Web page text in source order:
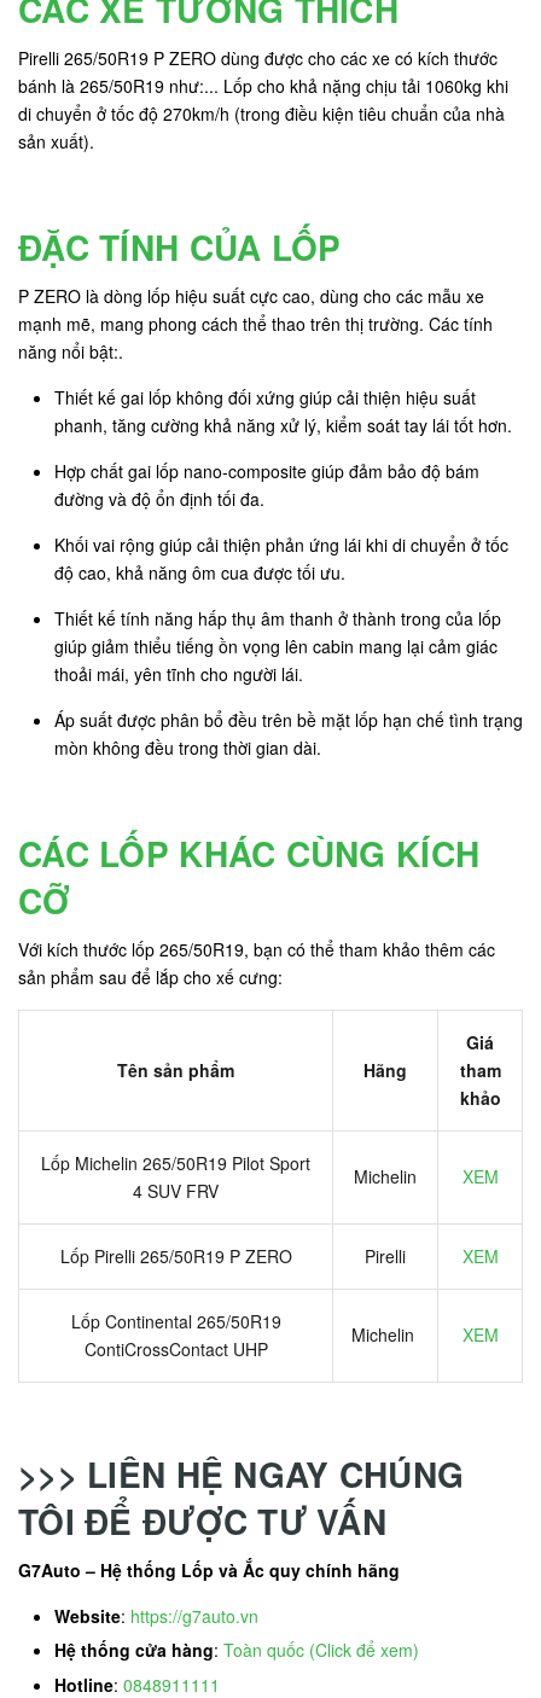
Pirelli 265/50R19 P ZERO dùng được cho các xe có kích thước
bánh là 265/50R19 như:... Lốp cho khả nặng chịu tải 1060kg khi
di chuyển ở tốc độ 270km/h (trong điều kiện tiêu chuẩn của nhà
sản xuất).
ĐẶC TÍNH CỦA LỐP
P ZERO là dòng lốp hiệu suất cực cao, dùng cho các mẫu xe
mạnh mẽ, mang phong cách thể thao trên thị trường. Các tính
năng nổi bật:.
Thiết kế gai lốp không đối xứng giúp cải thiện hiệu suất
phanh, tăng cường khả năng xử lý, kiểm soát tay lái tốt hơn.
Hợp chất gai lốp nano-composite giúp đảm bảo độ bám
đường và độ ổn định tối đa.
Khối vai rộng giúp cải thiện phản ứng lái khi di chuyển ở tốc
độ cao, khả năng ôm cua được tối ưu.
Thiết kế tính năng hấp thụ âm thanh ở thành trong của lốp
giúp giảm thiểu tiếng ồn vọng lên cabin mang lại cảm giác
thoải mái, yên tĩnh cho người lái.
Áp suất được phân bổ đều trên bề mặt lốp hạn chế tình trạng
mòn không đều trong thời gian dài.
CÁC LỐP KHÁC CÙNG KÍCH
CỠ
Với kích thước lốp 265/50R19, bạn có thể tham khảo thêm các
sản phẩm sau để lắp cho xế cưng:
Tên sản phẩm Hãng
Giá
tham
khảo
Lốp Michelin 265/50R19 Pilot Sport
4 SUV FRV
Michelin XEM
Lốp Pirelli 265/50R19 P ZERO Pirelli XEM
Lốp Continental 265/50R19
ContiCrossContact UHP
Michelin XEM
>>> LIÊN HỆ NGAY CHÚNG
TÔI ĐỂ ĐƯỢC TƯ VẤN
G7Auto – Hệ thống Lốp và Ắc quy chính hãng
Website: https://g7auto.vn
Hệ thống cửa hàng: Toàn quốc (Click để xem)
Hotline: 0848911111